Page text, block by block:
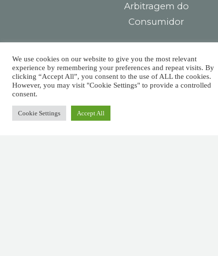
Arbitragem do
Consumidor
Largo das Sete
Ruas,
R. Detrás dos
Álamos 1B,
8800-604 Tavira
Deve
pagar
impostos,
We use cookies on our website to give you the most relevant
experience by remembering your preferences and repeat visits. By
clicking “Accept All”, you consent to the use of ALL the cookies.
However, you may visit "Cookie Settings" to provide a controlled
consent.
Cookie Settings Accept All